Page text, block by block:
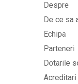
Despre
De ce sa
Echipa
Parteneri
Dotarile
Acreditari